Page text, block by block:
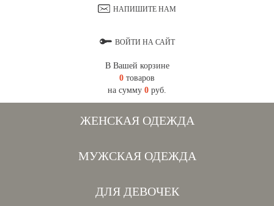
НАПИШИТЕ НАМ
ВОЙТИ НА САЙТ
В Вашей корзине
0 товаров
на сумму 0 руб.
ЖЕНСКАЯ ОДЕЖДА
МУЖСКАЯ ОДЕЖДА
ДЛЯ ДЕВОЧЕК